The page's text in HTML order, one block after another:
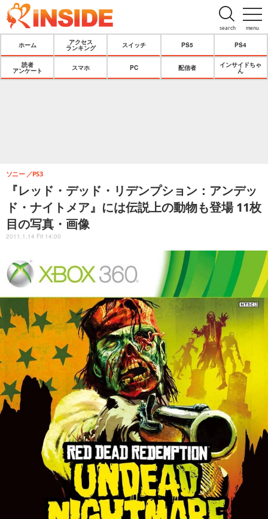
menu
search
ホーム
アクセス
ランキング
スイッチ PS5 PS4
読者
アンケート
スマホ PC 配信者
インサイドちゃ
ん
『レッド・デッド・リデンプション：アンデッ
ド・ナイトメア』には伝説上の動物も登場 11枚
目の写真・画像
ソニー PS3
2011.1.14 Fri 14:00